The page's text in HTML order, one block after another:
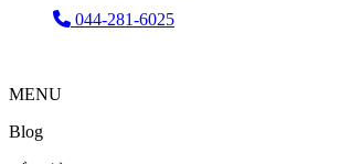
044-281-6025
MENU
Blog